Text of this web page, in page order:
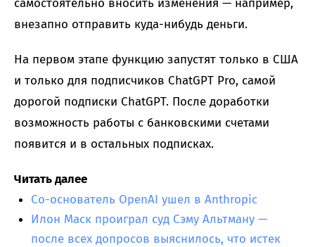
самостоятельно вносить изменения — например,
внезапно отправить куда-нибудь деньги.
На первом этапе функцию запустят только в США
и только для подписчиков ChatGPT Pro, самой
дорогой подписки ChatGPT. После доработки
возможность работы с банковскими счетами
появится и в остальных подписках.
Читать далее
Со-основатель OpenAI ушел в Anthropic
Илон Маск проиграл суд Сэму Альтману —
после всех допросов выяснилось, что истек